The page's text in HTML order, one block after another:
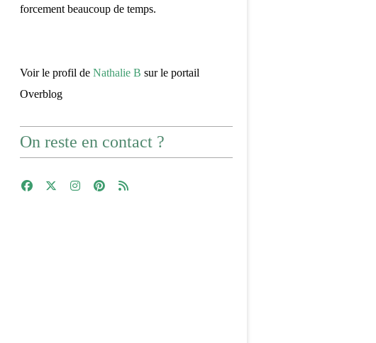
forcement beaucoup de temps.
Voir le profil de Nathalie B sur le portail
Overblog
On reste en contact ?